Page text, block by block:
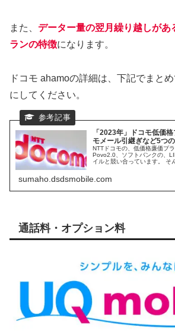
また、 データー量の翌月繰り越しがあ
ランの特徴になります。
ドコモ ahamoの詳細は、下記でまと
にしてください。
「2023年」ドコモ低価
モメール引継ぎなど5つ
NTTドコモの、低価格廉価プ
Povo2.0、ソフトバンクの、
イルと競い合っています。 そ
sumaho.dsdsmobile.com
通話料・オプション料